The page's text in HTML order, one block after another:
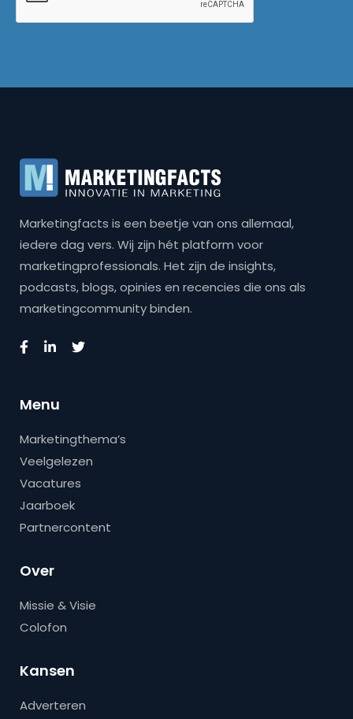
Marketingfacts is een beetje van ons allemaal,
iedere dag vers. Wij zijn hét platform voor
marketingprofessionals. Het zijn de insights,
podcasts, blogs, opinies en recencies die ons als
marketingcommunity binden.
Menu
Marketingthema’s
Veelgelezen
Vacatures
Jaarboek
Partnercontent
Over
Missie & Visie
Colofon
Kansen
Adverteren